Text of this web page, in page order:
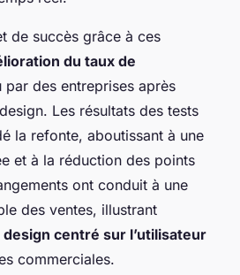
de succès grâce à ces
du taux de
par des entreprises après
Les résultats des tests
la refonte, aboutissant à une
et à la réduction des points
ont conduit à une
des ventes, illustrant
design centré sur l’utilisateur
commerciales.